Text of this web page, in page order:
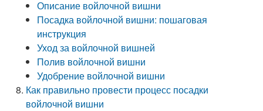
Описание войлочной вишни
Посадка войлочной вишни: пошаговая
инструкция
Уход за войлочной вишней
Полив войлочной вишни
Удобрение войлочной вишни
Как правильно провести процесс посадки
войлочной вишни